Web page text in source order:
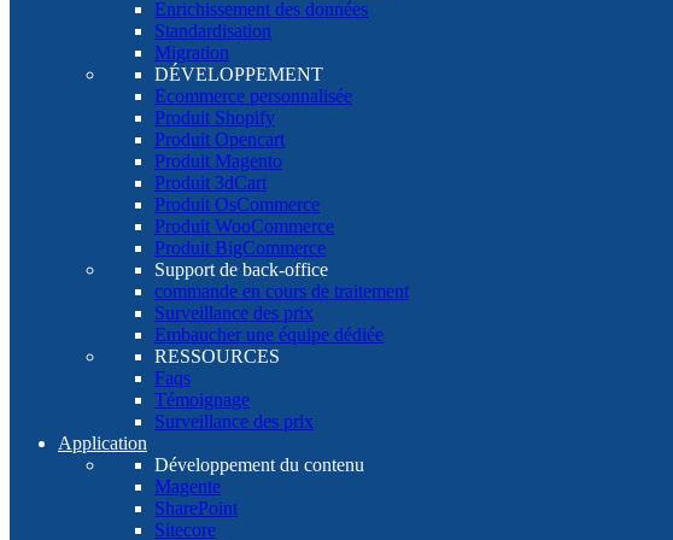
Enrichissement des données
Standardisation
Migration
DÉVELOPPEMENT
Ecommerce personnalisée
Produit Shopify
Produit Opencart
Produit Magento
Produit 3dCart
Produit OsCommerce
Produit WooCommerce
Produit BigCommerce
Support de back-office
commande en cours de traitement
Surveillance des prix
Embaucher une équipe dédiée
RESSOURCES
Faqs
Témoignage
Surveillance des prix
Application
Développement du contenu
Magente
SharePoint
Sitecore